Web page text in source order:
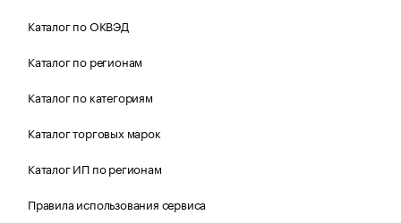
Каталог по ОКВЭД
Каталог по регионам
Каталог по категориям
Каталог торговых марок
Каталог ИП по регионам
Правила использования сервиса